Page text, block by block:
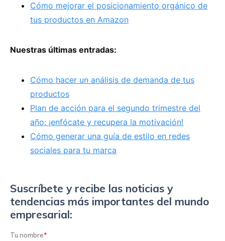
Cómo mejorar el posicionamiento orgánico de
tus productos en Amazon
Nuestras últimas entradas:
Cómo hacer un análisis de demanda de tus
productos
Plan de acción para el segundo trimestre del
año: ¡enfócate y recupera la motivación!
Cómo generar una guía de estilo en redes
sociales para tu marca